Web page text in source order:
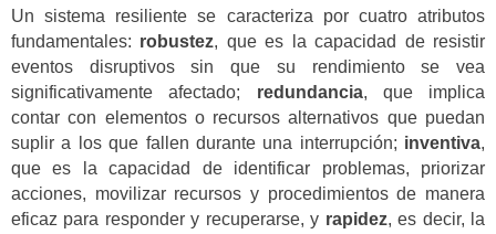
Un sistema resiliente se caracteriza por cuatro atributos
fundamentales: robustez, que es la capacidad de resistir
eventos disruptivos sin que su rendimiento se vea
significativamente afectado; redundancia, que implica
contar con elementos o recursos alternativos que puedan
suplir a los que fallen durante una interrupción; inventiva,
que es la capacidad de identificar problemas, priorizar
acciones, movilizar recursos y procedimientos de manera
eficaz para responder y recuperarse, y rapidez, es decir, la